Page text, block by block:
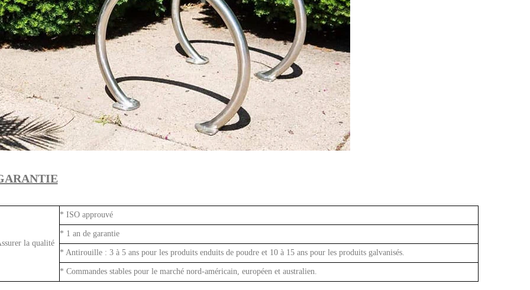
la qualité
* ISO approuvé
* 1 an de garantie
* Antirouille : 3 à 5 ans pour les produits enduits de poudre et 10 à 15 ans pour les produits galvanisés.
* Commandes stables pour le marché nord-américain, européen et australien.